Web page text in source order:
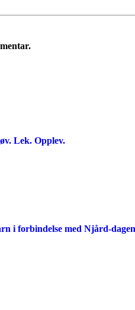
Lek. Opplev.
i forbindelse med Njård-dagen